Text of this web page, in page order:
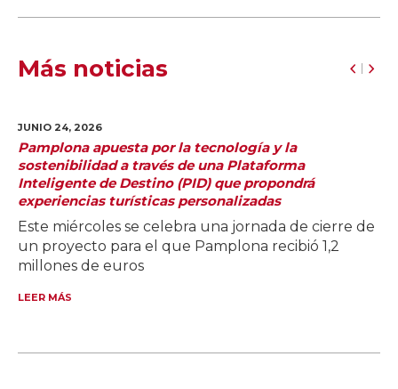
Más noticias
JUNIO 24, 2026
Pamplona apuesta por la tecnología y la
sostenibilidad a través de una Plataforma
Inteligente de Destino (PID) que propondrá
experiencias turísticas personalizadas
Este miércoles se celebra una jornada de cierre de
un proyecto para el que Pamplona recibió 1,2
millones de euros
LEER MÁS